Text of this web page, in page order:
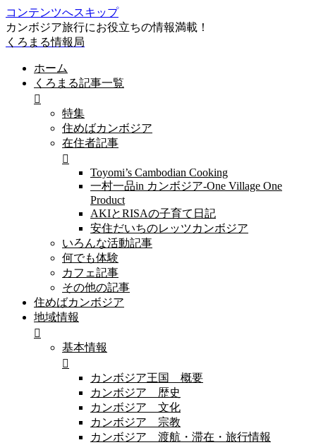
コンテンツへスキップ
カンボジア旅行にお役立ちの情報満載！
くろまる情報局
ホーム
くろまる記事一覧
特集
住めばカンボジア
在住者記事
Toyomi’s Cambodian Cooking
一村一品in カンボジア-One Village One
Product
AKIとRISAの子育て日記
安住だいちのレッツカンボジア
いろんな活動記事
何でも体験
カフェ記事
その他の記事
住めばカンボジア
地域情報
基本情報
カンボジア王国 概要
カンボジア 歴史
カンボジア 文化
カンボジア 宗教
カンボジア 渡航・滞在・旅行情報